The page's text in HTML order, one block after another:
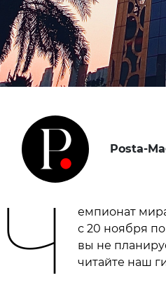
Posta-
Ч
емпионат
с 20 ноября
вы не
читайте наш